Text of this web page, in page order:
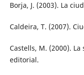
Borja, J. (2003). La
Caldeira, T. (2007).
Castells, M. (2000).
editorial.